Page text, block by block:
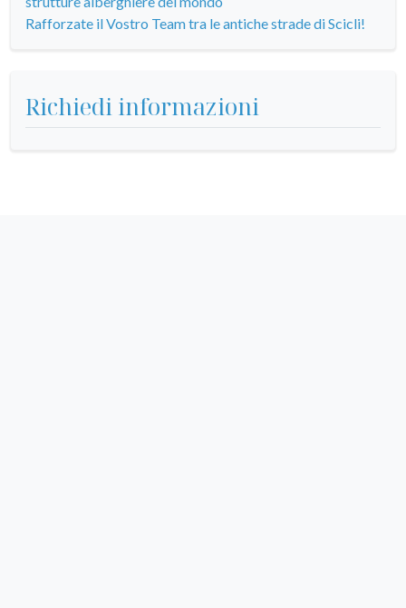
Rafforzate il Vostro Team tra le antiche strade di Scicli!
Richiedi informazioni